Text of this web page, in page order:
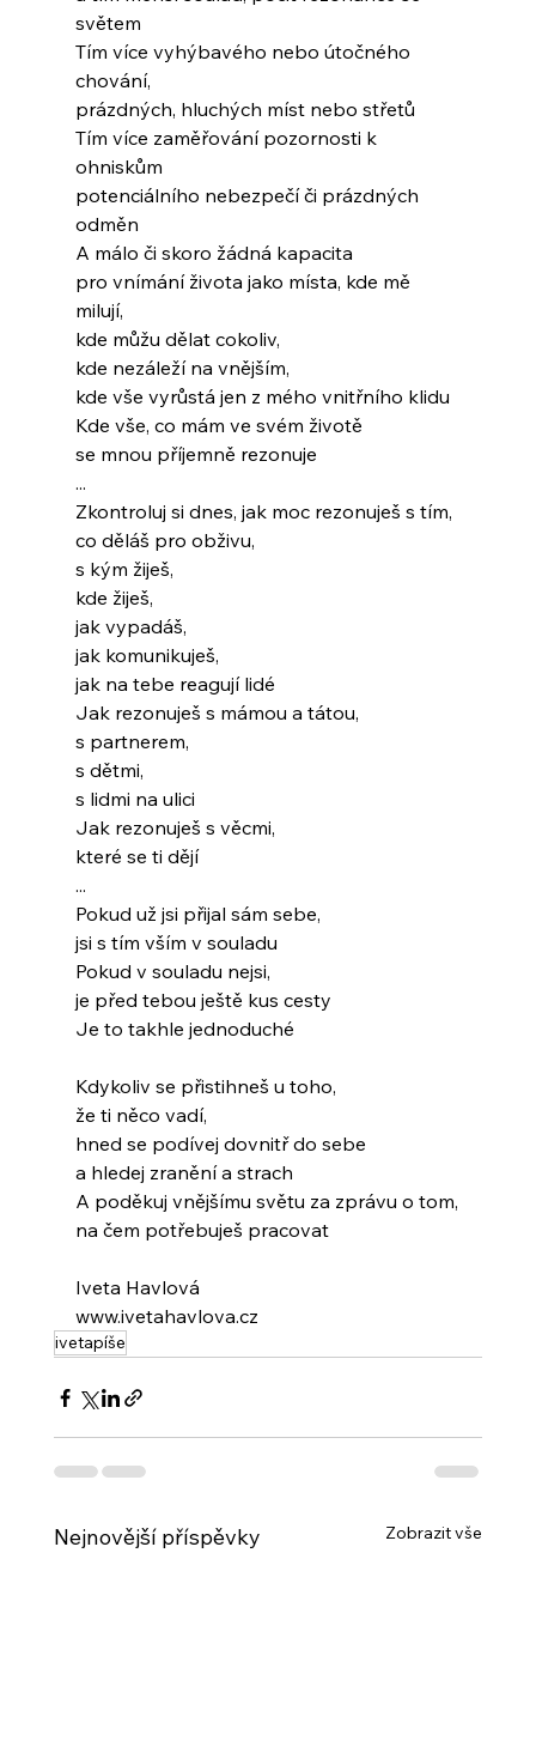
světem
Tím více vyhýbavého nebo útočného
chování,
prázdných, hluchých míst nebo střetů
Tím více zaměřování pozornosti k
ohniskům
potenciálního nebezpečí či prázdných
odměn
A málo či skoro žádná kapacita
pro vnímání života jako místa, kde mě
milují,
kde můžu dělat cokoliv,
kde nezáleží na vnějším,
kde vše vyrůstá jen z mého vnitřního klidu
Kde vše, co mám ve svém životě
se mnou příjemně rezonuje
...
Zkontroluj si dnes, jak moc rezonuješ s tím,
co děláš pro obživu,
s kým žiješ,
kde žiješ,
jak vypadáš,
jak komunikuješ,
jak na tebe reagují lidé
Jak rezonuješ s mámou a tátou,
s partnerem,
s dětmi,
s lidmi na ulici
Jak rezonuješ s věcmi,
které se ti dějí
...
Pokud už jsi přijal sám sebe,
jsi s tím vším v souladu
Pokud v souladu nejsi,
je před tebou ještě kus cesty
Je to takhle jednoduché
Kdykoliv se přistihneš u toho,
že ti něco vadí,
hned se podívej dovnitř do sebe
a hledej zranění a strach
A poděkuj vnějšímu světu za zprávu o tom,
na čem potřebuješ pracovat
Iveta Havlová
www.ivetahavlova.cz
ivetapíše
Nejnovější příspěvky Zobrazit vše